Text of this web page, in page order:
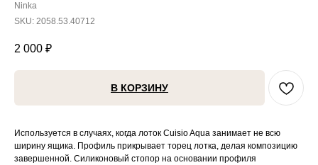
Ninka
SKU: 2058.53.40712
2 000 ₽
В КОРЗИНУ
Используется в случаях, когда лоток Cuisio Aqua занимает не всю
ширину ящика. Профиль прикрывает торец лотка, делая композицию
завершенной. Силиконовый стопор на основании профиля